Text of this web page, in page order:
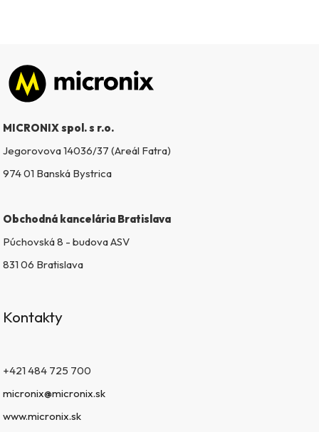
Zápätie
MICRONIX spol. s r.o.
Jegorovova 14036/37 (Areál Fatra)
974 01 Banská Bystrica
Obchodná kancelária Bratislava
Púchovská 8 - budova ASV
831 06 Bratislava
Kontakty
+421 484 725 700
micronix@micronix.sk
www.micronix.sk